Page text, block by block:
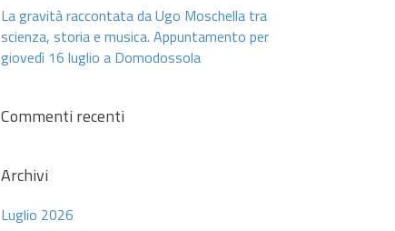
La gravità raccontata da Ugo Moschella tra
scienza, storia e musica. Appuntamento per
giovedì 16 luglio a Domodossola
Commenti recenti
Archivi
Luglio 2026